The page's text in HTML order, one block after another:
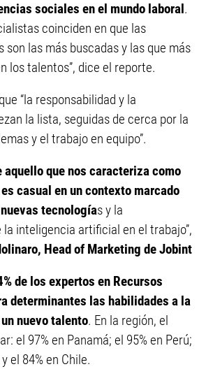
sociales en el mundo laboral.
coinciden en que las
son las más buscadas y las que más
los talentos”, dice el reporte.
“la responsabilidad y la
la lista, seguidas de cerca por la
y el trabajo en equipo”.
aquello que nos caracteriza como
casual en un contexto marcado
tecnologías y la
inteligencia artificial en el trabajo”,
Head of Marketing de Jobint
de los expertos en Recursos
determinantes las habilidades a la
nuevo talento. En la región, el
el 97% en Panamá; el 95% en Perú;
el 84% en Chile.